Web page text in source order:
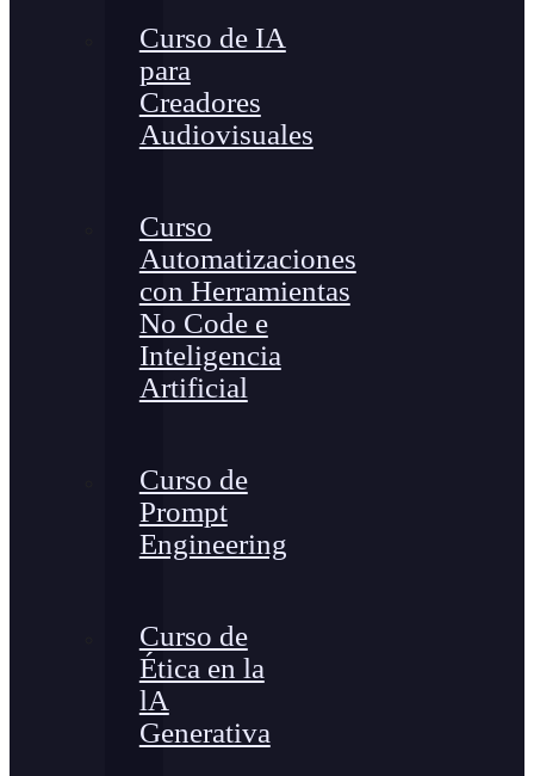
Curso de IA
para
Creadores
Audiovisuales
Curso
Automatizaciones
con Herramientas
No Code e
Inteligencia
Artificial
Curso de
Prompt
Engineering
Curso de
Ética en la
lA
Generativa